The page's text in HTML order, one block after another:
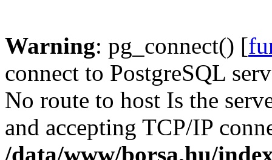
Warning: pg_connect() [
connect to PostgreSQL
No route to host Is the
and accepting TCP/IP
/data/www/borsa.hu/